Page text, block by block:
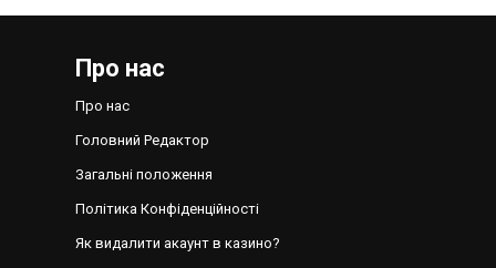
Про нас
Про нас
Головний Редактор
Загальні положення
Політика Конфіденційності
Як видалити акаунт в казино?